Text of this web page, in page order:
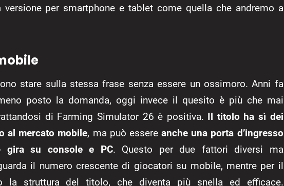
versione per smartphone e tablet come quella che andremo a
stare sulla stessa frase senza essere un ossimoro. Anni fa
posto la domanda, oggi invece il quesito è più che mai
di Farming Simulator 26 è positiva. Il titolo ha sì dei
al mercato mobile, ma può essereanche una porta d’ingresso
gira su console e PC. Questo per due fattori diversi ma
il numero crescente di giocatori su mobile, mentre per il
la struttura del titolo, che diventa più snella ed efficace.